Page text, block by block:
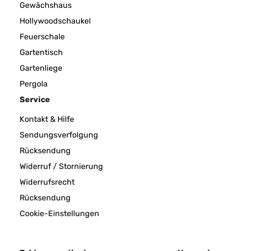
Gewächshaus
Hollywoodschaukel
Feuerschale
Gartentisch
Gartenliege
Pergola
Service
Kontakt & Hilfe
Sendungsverfolgung
Rücksendung
Widerruf / Stornierung
Widerrufsrecht
Rücksendung
Cookie-Einstellungen